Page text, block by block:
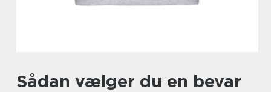
Sådan vælger du en bevar